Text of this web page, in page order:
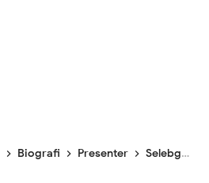
Biografi Presenter Selebgram